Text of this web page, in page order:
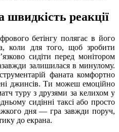
швидкість реакції
бетінгу полягає в його
коли для того, щоб зробити
сидіти перед монітором
залишилася в минулому.
фаната комфортно
джинсів. Ти можеш емоційно
туру з друзями за келихом у
сидінні таксі або просто
дня — гра завжди поруч,
до екрана.